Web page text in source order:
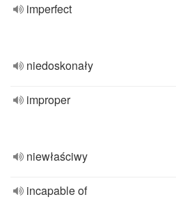
imperfect
niedoskonały
improper
niewłaściwy
incapable of